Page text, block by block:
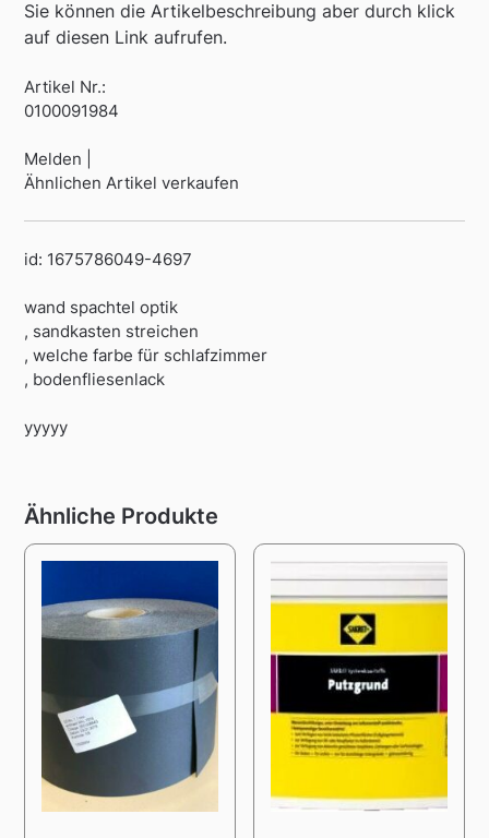
Sie können die Artikelbeschreibung aber durch klick
auf diesen Link aufrufen.
Artikel Nr.:
0100091984
Melden |
Ähnlichen Artikel verkaufen
id: 1675786049-4697
wand spachtel optik
, sandkasten streichen
, welche farbe für schlafzimmer
, bodenfliesenlack
yyyyy
Ähnliche Produkte